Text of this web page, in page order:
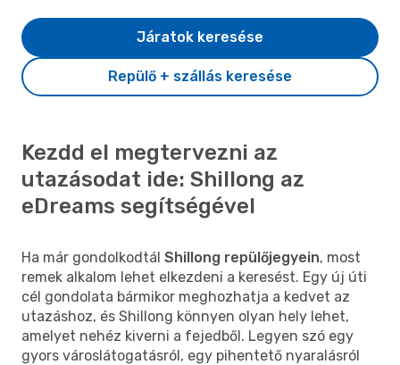
Repülő + szállás keresése
Járatok keresése
Kezdd el megtervezni az
utazásodat ide: Shillong az
eDreams segítségével
Ha már gondolkodtál Shillong repülőjegyein, most
remek alkalom lehet elkezdeni a keresést. Egy új úti
cél gondolata bármikor meghozhatja a kedvet az
utazáshoz, és Shillong könnyen olyan hely lehet,
amelyet nehéz kiverni a fejedből. Legyen szó egy
gyors városlátogatásról, egy pihentető nyaralásról